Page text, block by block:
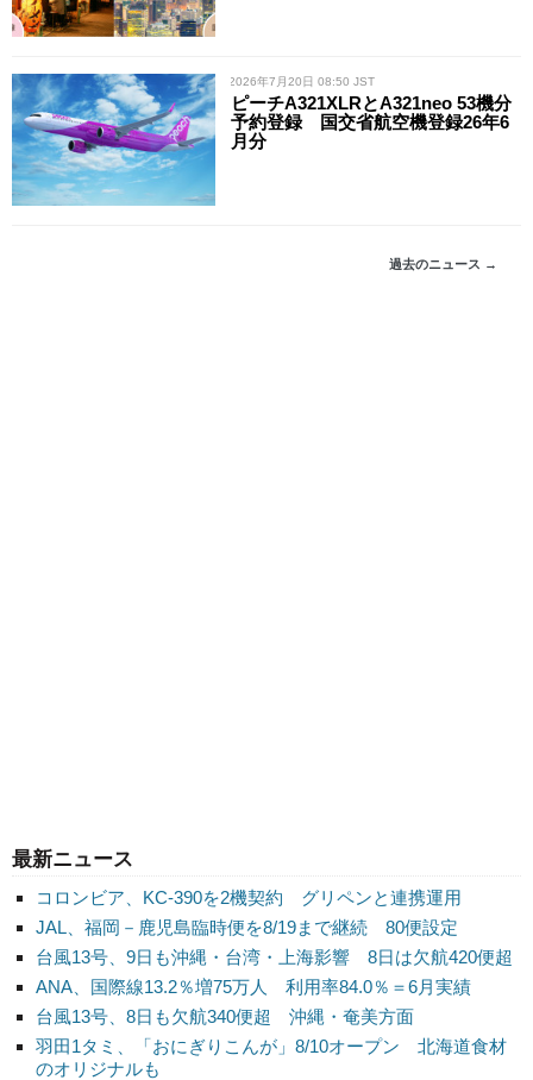
/ 2026年7月20日 08:50 JST
ピーチA321XLRとA321neo 53機分
予約登録 国交省航空機登録26年6
月分
過去のニュース →
最新ニュース
コロンビア、KC-390を2機契約 グリペンと連携運用
JAL、福岡－鹿児島臨時便を8/19まで継続 80便設定
台風13号、9日も沖縄・台湾・上海影響 8日は欠航420便超
ANA、国際線13.2％増75万人 利用率84.0％＝6月実績
台風13号、8日も欠航340便超 沖縄・奄美方面
羽田1タミ、「おにぎりこんが」8/10オープン 北海道食材
のオリジナルも